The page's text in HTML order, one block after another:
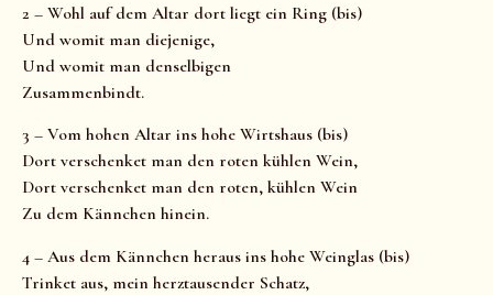
2 – Wohl auf dem Altar dort liegt ein Ring (bis)
Und womit man diejenige,
Und womit man denselbigen
Zusammenbindt.
3 – Vom hohen Altar ins hohe Wirtshaus (bis)
Dort verschenket man den roten kühlen Wein,
Dort verschenket man den roten, kühlen Wein
Zu dem Kännchen hinein.
4 – Aus dem Kännchen heraus ins hohe Weinglas (bis)
Trinket aus, mein herztausender Schatz,